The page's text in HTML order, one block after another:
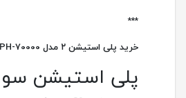
***
خرید پلی استیشن ۲ مدل SCPH-70000
پلی استیشن